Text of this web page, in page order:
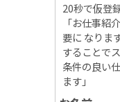
20秒で仮登
「お仕事紹
要に なりま
することで
条件の良い
ます」